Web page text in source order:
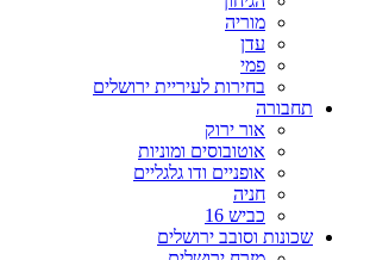
מוריה
עדן
פמי
בחירות לעיריית ירושלים
תחבורה
אור ירוק
אוטובוסים ומוניות
אופניים ודו גלגליים
חניה
כביש 16
שכונות וסובב ירושלים